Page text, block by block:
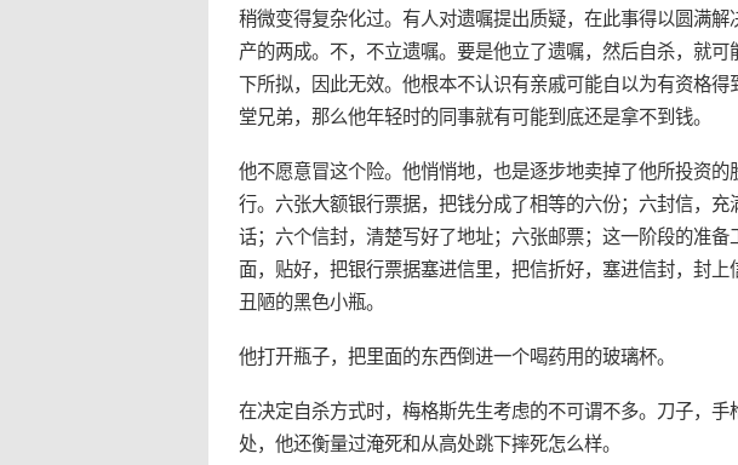
稍微变得复杂化过。有人对遗嘱提出质疑，在此事得以圆满
产的两成。不，不立遗嘱。要是他立了遗嘱，然后自杀，就
下所拟，因此无效。他根本不认识有亲戚可能自以为有资格
堂兄弟，那么他年轻时的同事就有可能到底还是拿不到钱。
他不愿意冒这个险。他悄悄地，也是逐步地卖掉了他所投资
行。六张大额银行票据，把钱分成了相等的六份；六封信，充
话；六个信封，清楚写好了地址；六张邮票；这一阶段的准
面，贴好，把银行票据塞进信里，把信折好，塞进信封，封
丑陋的黑色小瓶。
他打开瓶子，把里面的东西倒进一个喝药用的玻璃杯。
在决定自杀方式时，梅格斯先生考虑的不可谓不多。刀子，
处，他还衡量过淹死和从高处跳下摔死怎么样。